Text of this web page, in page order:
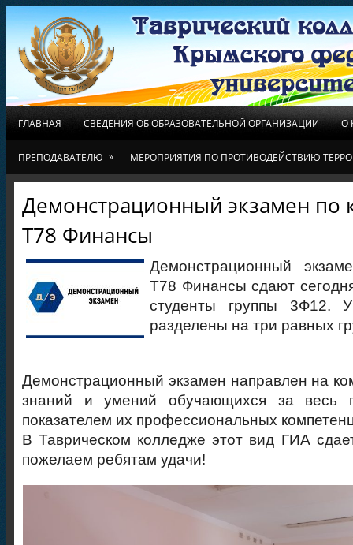
ГЛАВНАЯ СВЕДЕНИЯ ОБ ОБРАЗОВАТЕЛЬНОЙ ОРГАНИЗАЦИИ О
ПРЕПОДАВАТЕЛЮ » МЕРОПРИЯТИЯ ПО ПРОТИВОДЕЙСТВИЮ
Демонстрационный экзамен по
Т78 Финансы
Демонстрационный
Т78 Финансы сдают
студенты группы 3Ф12.
разделены на три равных
Демонстрационный экзамен направлен на
знаний и умений обучающихся за весь
показателем их профессиональных
В Таврическом колледже этот вид ГИА
пожелаем ребятам удачи!